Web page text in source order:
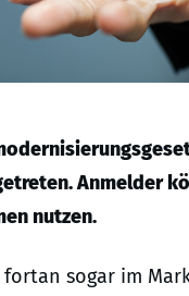
Anmelder
nutzen.
sogar im